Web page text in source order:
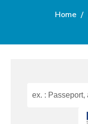
Home